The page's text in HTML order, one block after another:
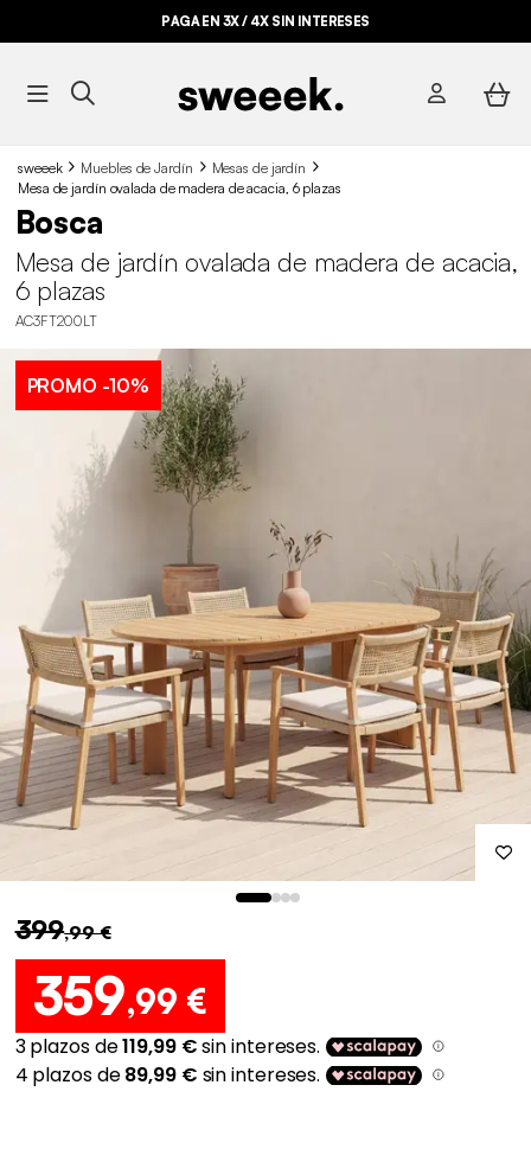
PAGA EN 3X / 4X SIN INTERESES
sweeek Muebles de Jardín
Mesas de jardín
Mesa de jardín ovalada de madera de acacia, 6 plazas
Bosca
Mesa de jardín ovalada de madera de acacia,
6 plazas
AC3FT200LT
PROMO -10%
399,99 €
359,99 €